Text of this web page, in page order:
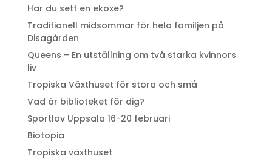
Har du sett en ekoxe?
Traditionell midsommar för hela familjen på
Disagården
Queens – En utställning om två starka kvinnors
liv
Tropiska Växthuset för stora och små
Vad är biblioteket för dig?
Sportlov Uppsala 16-20 februari
Biotopia
Tropiska växthuset